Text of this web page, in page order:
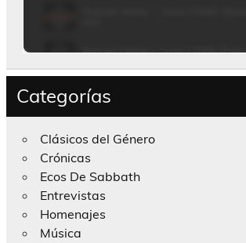
Categorías
Clásicos del Género
Crónicas
Ecos De Sabbath
Entrevistas
Homenajes
Música